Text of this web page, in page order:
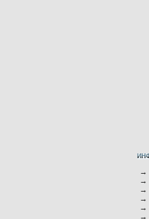
→
→
→
→
→
→